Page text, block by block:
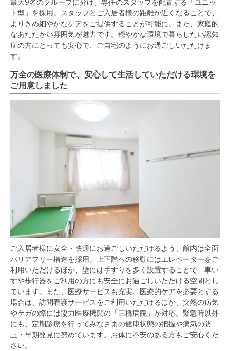
ト型」を採用。スタッフとご入居者様の距離が近くなることで、
よりきめ細やかなケアをご提供することが可能に。また、家庭的
なあたたかい雰囲気が魅力です。穏やかな環境で暮らしたい認知
症の方にとっても安心で、ご自宅のようにお過ごしいただけま
す。
万全の医療体制で、安心して生活していただける環境を
ご用意しました
ご入居者様に安全・快適にお過ごしいただけるよう、館内は全面
バリアフリー構造を採用。上下階への移動にはエレベーターをご
利用いただけるほか、壁には手すりを多く設置することで、車い
すや歩行器をご利用の方にも安全にお過ごしいただける空間とし
ています。また、医療サービスも充実。医療的ケアを必要とする
場合は、訪問看護サービスをご利用いただけるほか、突然の病気
やケガの際には協力医療機関の「三橋病院」が対応。緊急時以外
にも、定期診療を行ってみなさまの健康状態の把握や病気の防
止・早期発見に努めています。お体に不安のある方もご安心くだ
さい。